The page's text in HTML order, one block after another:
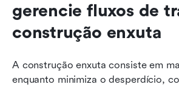
gerencie fluxos de
construção enxuta
A construção enxuta consiste em
enquanto minimiza o desperdício,